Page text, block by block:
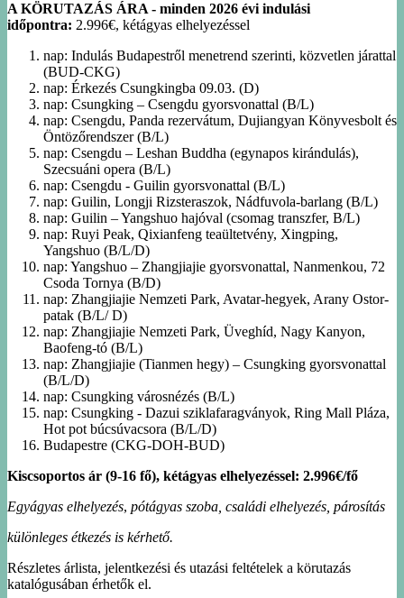
A KÖRUTAZÁS ÁRA - minden 2026 évi indulási
időpontra: 2.996€, kétágyas elhelyezéssel
nap: Indulás Budapestről menetrend szerinti, közvetlen járattal
(BUD-CKG)
nap: Érkezés Csungkingba 09.03. (D)
nap: Csungking – Csengdu gyorsvonattal (B/L)
nap: Csengdu, Panda rezervátum, Dujiangyan Könyvesbolt és
Öntözőrendszer (B/L)
nap: Csengdu – Leshan Buddha (egynapos kirándulás),
Szecsuáni opera (B/L)
nap: Csengdu - Guilin gyorsvonattal (B/L)
nap: Guilin, Longji Rizsteraszok, Nádfuvola-barlang (B/L)
nap: Guilin – Yangshuo hajóval (csomag transzfer, B/L)
nap: Ruyi Peak, Qixianfeng teaültetvény, Xingping,
Yangshuo (B/L/D)
nap: Yangshuo – Zhangjiajie gyorsvonattal, Nanmenkou, 72
Csoda Tornya (B/D)
nap: Zhangjiajie Nemzeti Park, Avatar-hegyek, Arany Ostor-
patak (B/L/ D)
nap: Zhangjiajie Nemzeti Park, Üveghíd, Nagy Kanyon,
Baofeng-tó (B/L)
nap: Zhangjiajie (Tianmen hegy) – Csungking gyorsvonattal
(B/L/D)
nap: Csungking városnézés (B/L)
nap: Csungking - Dazui sziklafaragványok, Ring Mall Pláza,
Hot pot búcsúvacsora (B/L/D)
Budapestre (CKG-DOH-BUD)
Kiscsoportos ár (9-16 fő), kétágyas elhelyezéssel: 2.996€/fő
Egyágyas elhelyezés, pótágyas szoba, családi elhelyezés, párosítás
különleges étkezés is kérhető.
Részletes árlista, jelentkezési és utazási feltételek a körutazás
katalógusában érhetők el.